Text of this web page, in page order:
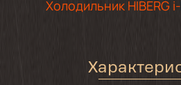
Холодильник HIBERG